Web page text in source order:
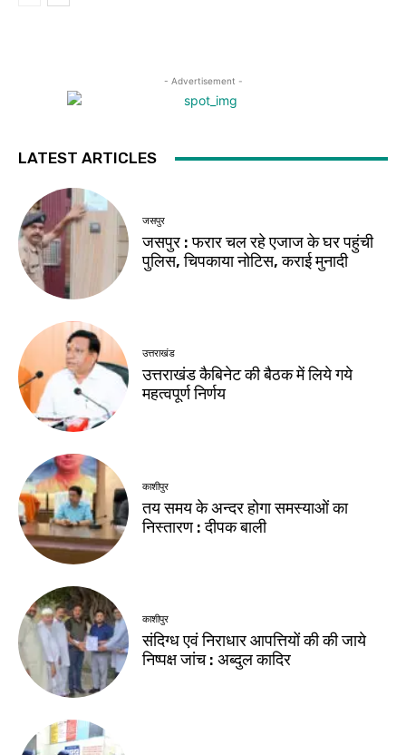
- Advertisement -
LATEST ARTICLES
जसपुर
जसपुर : फरार चल रहे एजाज के घर पहुंची
पुलिस, चिपकाया नोटिस, कराई मुनादी
उत्तराखंड
उत्तराखंड कैबिनेट की बैठक में लिये गये
महत्वपूर्ण निर्णय
काशीपुर
तय समय के अन्दर होगा समस्याओं का
निस्तारण : दीपक बाली
काशीपुर
संदिग्ध एवं निराधार आपत्तियों की की जाये
निष्पक्ष जांच : अब्दुल कादिर